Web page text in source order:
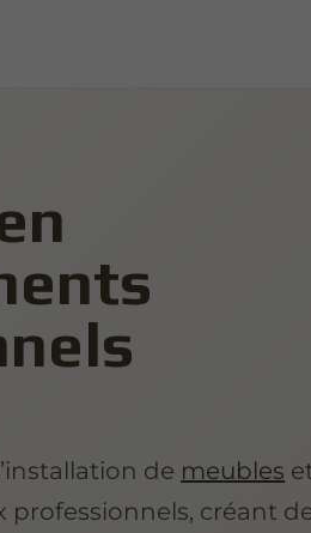
de meubles
professionnels, créant